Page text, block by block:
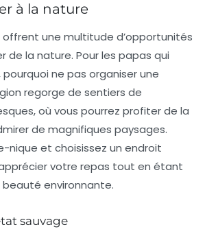
à la nature
offrent une multitude d’opportunités
de la nature. Pour les papas qui
ne pas organiser une
regorge de sentiers de
où vous pourrez profiter de la
de magnifiques paysages.
nique et choisissez un endroit
votre repas tout en étant
environnante.
sauvage